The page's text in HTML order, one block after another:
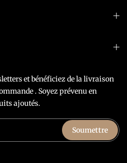
et bénéficiez de la livraison
. Soyez prévenu en
ajoutés.
Soumettre